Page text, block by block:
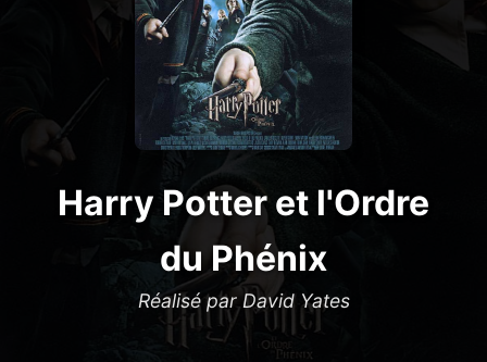
Harry Potter et l'Ordre
du Phénix
Réalisé par David Yates